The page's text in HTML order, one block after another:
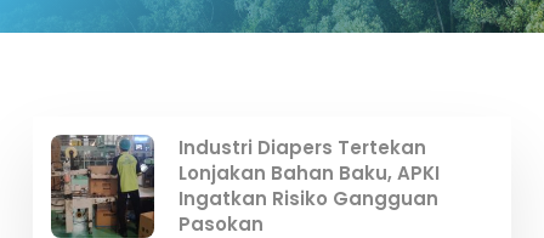
Industri Diapers Tertekan
Lonjakan Bahan Baku, APKI
Ingatkan Risiko Gangguan
Pasokan